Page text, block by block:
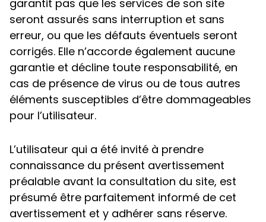
garantit pas que les services de son site
seront assurés sans interruption et sans
erreur, ou que les défauts éventuels seront
corrigés. Elle n’accorde également aucune
garantie et décline toute responsabilité, en
cas de présence de virus ou de tous autres
éléments susceptibles d’être dommageables
pour l’utilisateur.
L’utilisateur qui a été invité à prendre
connaissance du présent avertissement
préalable avant la consultation du site, est
présumé être parfaitement informé de cet
avertissement et y adhérer sans réserve.